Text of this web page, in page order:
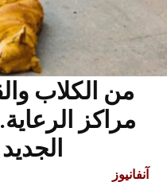
من الكلاب
مراكز
آنفانيوز